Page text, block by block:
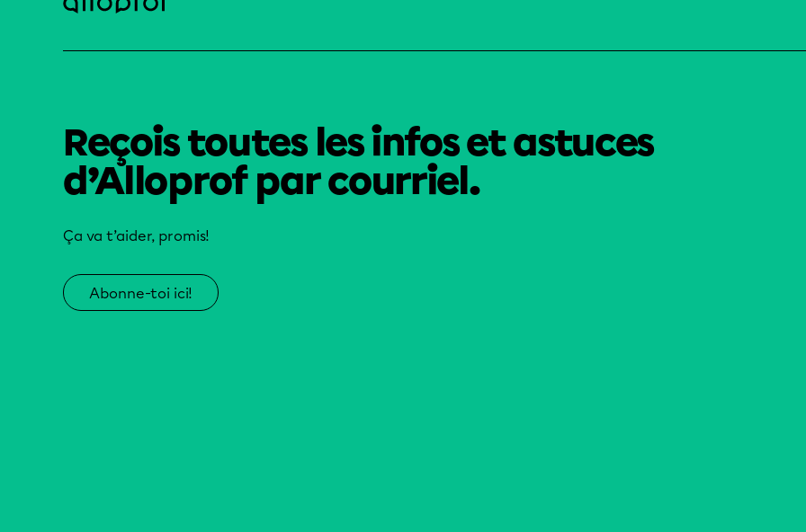
Reçois toutes les infos et astuces
d’Alloprof par courriel.
Ça va t’aider, promis!
Abonne-toi ici!